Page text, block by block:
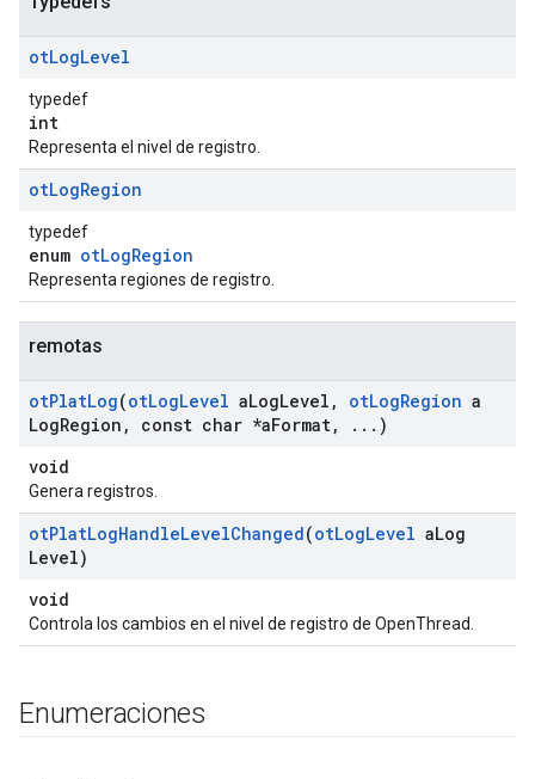
otLogLevel
typedef
int
Representa el nivel de registro.
otLogRegion
typedef
enum otLogRegion
Representa regiones de registro.
remotas
otPlatLog(otLogLevel aLogLevel , otLogRegion a
LogRegion , const char *aFormat, . . . )
void
Genera registros.
otPlatLogHandleLevelChanged(otLogLevel aLog
Level)
void
Controla los cambios en el nivel de registro de OpenThread.
Enumeraciones